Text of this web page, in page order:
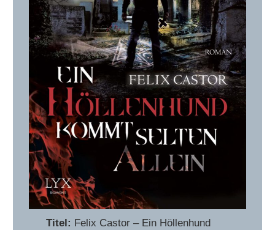
Titel: Felix Castor – Ein Höllenhund